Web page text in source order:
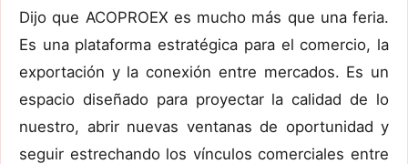
Dijo que ACOPROEX es mucho más que una feria.
Es una plataforma estratégica para el comercio, la
exportación y la conexión entre mercados. Es un
espacio diseñado para proyectar la calidad de lo
nuestro, abrir nuevas ventanas de oportunidad y
seguir estrechando los vínculos comerciales entre